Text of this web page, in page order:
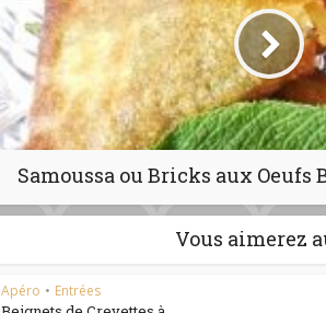
Samoussa ou Bricks aux
Vous aimerez
Apéro • Entrées